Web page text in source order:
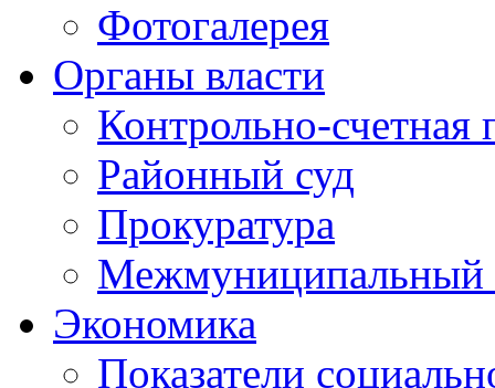
Фотогалерея
Органы власти
Контрольно-счетная
Районный суд
Прокуратура
Межмуниципальный
Экономика
Показатели